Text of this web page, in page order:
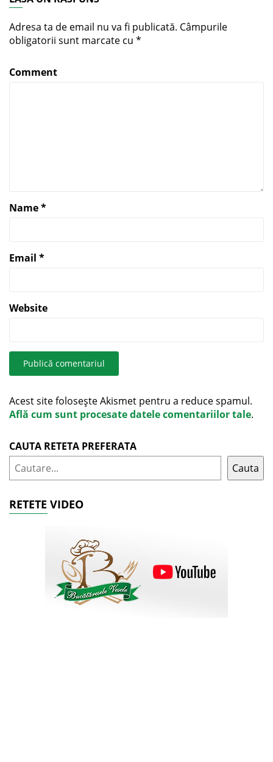
Adresa ta de email nu va fi publicată. Câmpurile
obligatorii sunt marcate cu *
Comment
Name*
Email *
Website
Acest site folosește Akismet pentru a reduce spamul.
Află cum sunt procesate datele comentariilor tale.
CAUTA RETETA PREFERATA
Cauta
RETETE VIDEO